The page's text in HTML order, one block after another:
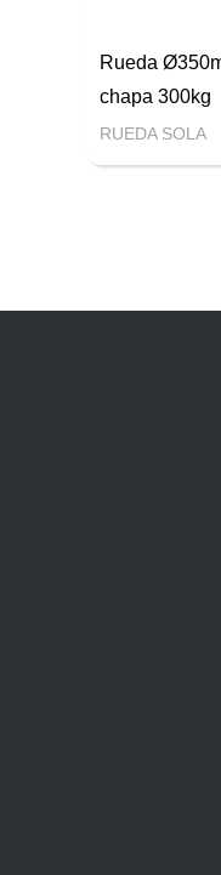
Rueda
chapa 300kg
RUEDA SOLA